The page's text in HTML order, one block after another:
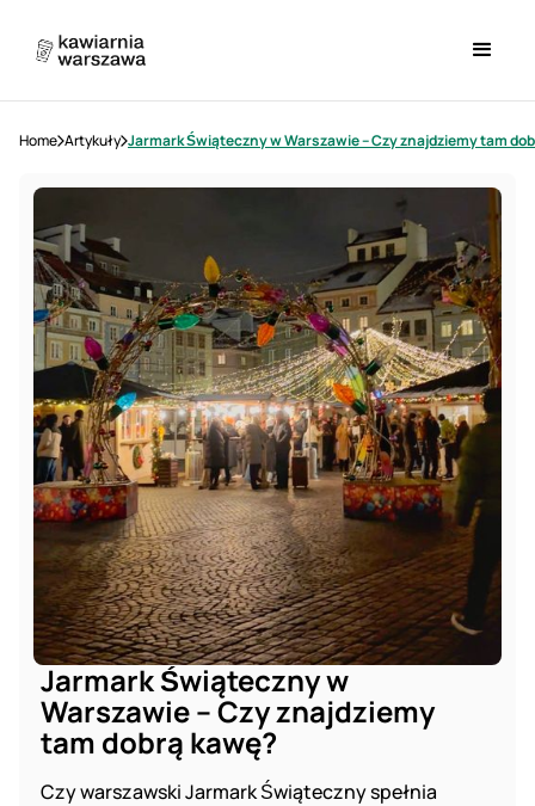
Home Artykuły Jarmark Świąteczny w Warszawie – Czy znajdziemy tam
Jarmark Świąteczny w
Warszawie – Czy znajdziemy
tam dobrą kawę?
Czy warszawski Jarmark Świąteczny spełnia